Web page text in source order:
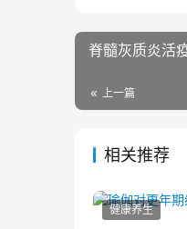
脊髓灰质炎活
上一篇
相关推荐
健康养生